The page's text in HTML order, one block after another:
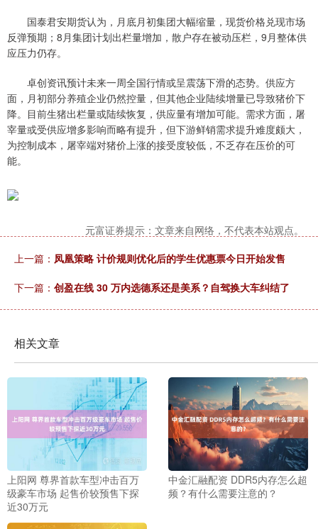
国泰君安期货认为，月底月初集团大幅缩量，现货价格兑现市场
反弹预期；8月集团计划出栏量增加，散户存在被动压栏，9月整体供
应压力仍存。
卓创资讯预计未来一周全国行情或呈震荡下滑的态势。供应方
面，月初部分养殖企业仍然控量，但其他企业陆续增量已导致猪价下
降。目前生猪出栏量或陆续恢复，供应量有增加可能。需求方面，屠
宰量或受供应增多影响而略有提升，但下游鲜销需求提升难度颇大，
为控制成本，屠宰端对猪价上涨的接受度较低，不乏存在压价的可
能。
元富证券提示：文章来自网络，不代表本站观点。
上一篇： 凤凰策略 计价规则优化后的学生优惠票今日开始发售
下一篇： 创盈在线 30 万内选德系还是美系？自驾换大车纠结了
相关文章
上阳网 尊界首款车型冲击百万
级豪车市场 起售价较预售下探
近30万元
中金汇融配资 DDR5内存怎么超
频？有什么需要注意的？